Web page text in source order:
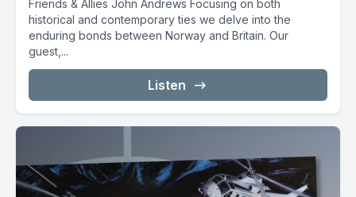
Friends & Allies John Andrews Focusing on both
historical and contemporary ties we delve into the
enduring bonds between Norway and Britain. Our
guest,...
Listen